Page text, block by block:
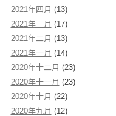
2021年四月 (13)
2021年三月 (17)
2021年二月 (13)
2021年一月 (14)
2020年十二月 (23)
2020年十一月 (23)
2020年十月 (22)
2020年九月 (12)